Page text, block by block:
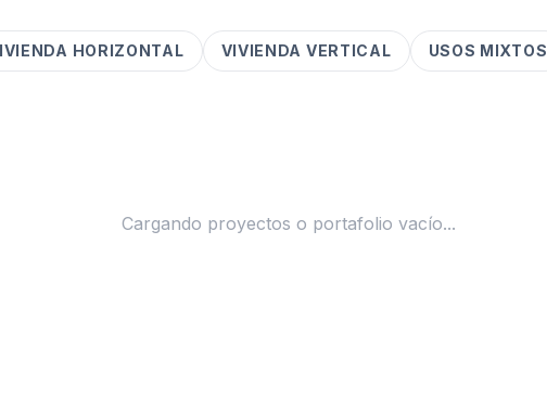
HORIZONTAL VIVIENDA VERTICAL USOS MIXTOS
Cargando proyectos o portafolio vacío...